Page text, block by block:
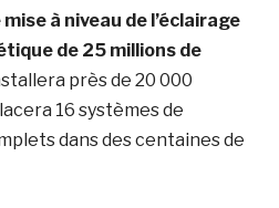
à niveau de l’éclairage
de 25 millions de
près de 20 000
16 systèmes de
dans des centaines de